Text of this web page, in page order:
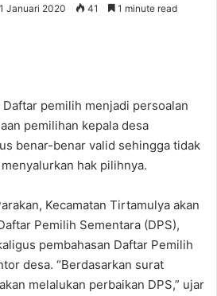
Januari 2020 41 1 minute read
Daftar pemilih menjadi persoalan
pemilihan kepala desa
benar-benar valid sehingga tidak
hak pilihnya.
Kecamatan Tirtamulya akan
Pemilih Sementara (DPS),
pembahasan Daftar Pemilih
desa. “Berdasarkan surat
melalukan perbaikan DPS,” ujar